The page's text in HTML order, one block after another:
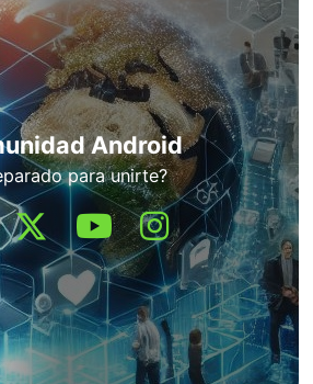
Android
para unirte?